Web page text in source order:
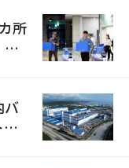
所
バ